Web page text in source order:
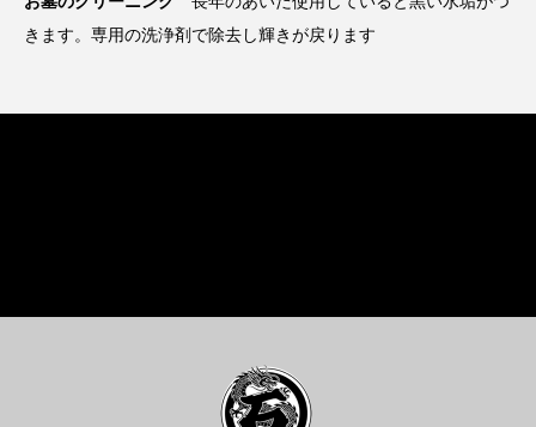
きます。専用の洗浄剤で除去し輝きが戻ります